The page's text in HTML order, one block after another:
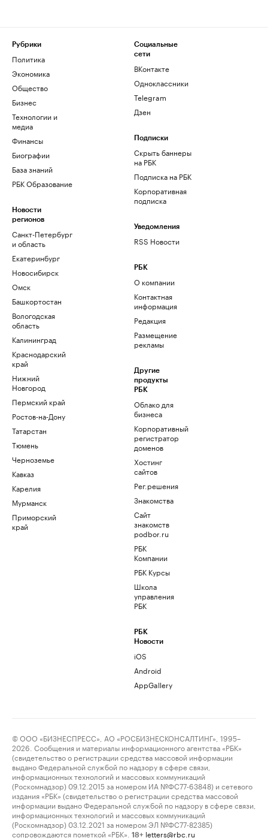
Рубрики
Политика
Экономика
Общество
Бизнес
Технологии и
медиа
Финансы
Биографии
База знаний
РБК Образование
Новости
регионов
Санкт-Петербург
и область
Екатеринбург
Новосибирск
Омск
Башкортостан
Вологодская
область
Калининград
Краснодарский
край
Нижний
Новгород
Пермский край
Ростов-на-Дону
Татарстан
Тюмень
Черноземье
Кавказ
Карелия
Мурманск
Приморский
край
Социальные
сети
ВКонтакте
Одноклассники
Telegram
Дзен
Подписки
Скрыть баннеры
на РБК
Подписка на РБК
Корпоративная
подписка
Уведомления
RSS Новости
РБК
О компании
Контактная
информация
Редакция
Размещение
рекламы
Другие
продукты
РБК
Облако для
бизнеса
Корпоративный
регистратор
доменов
Хостинг
сайтов
Рег.решения
Знакомства
Сайт
знакомств
podbor.ru
РБК
Компании
РБК Курсы
Школа
управления
РБК
РБК
Новости
iOS
Android
AppGallery
© ООО «БИЗНЕСПРЕСС», АО «РОСБИЗНЕСКОНСАЛТИНГ», 1995–
2026. Сообщения и материалы информационного агентства «РБК»
(свидетельство о регистрации средства массовой информации
выдано Федеральной службой по надзору в сфере связи,
информационных технологий и массовых коммуникаций
(Роскомнадзор) 09.12.2015 за номером ИА №ФС77-63848) и сетевого
издания «РБК» (свидетельство о регистрации средства массовой
информации выдано Федеральной службой по надзору в сфере связи,
информационных технологий и массовых коммуникаций
(Роскомнадзор) 03.12.2021 за номером ЭЛ №ФС77-82385)
сопровождаются пометкой «РБК».
18+ letters@rbc.ru